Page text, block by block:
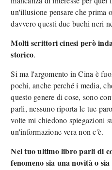
un'illusione pensare che prima
davvero questi due buchi neri
Molti scrittori cinesi però
storico.
Si ma l'argomento in Cina è
pochi, anche perché i media,
questo genere di cose, sono
parli, nessuno riporta le tue
volte mi chiedono spiegazioni
un'informazione vera non c'è.
Nel tuo ultimo libro parli di
fenomeno sia una novità o